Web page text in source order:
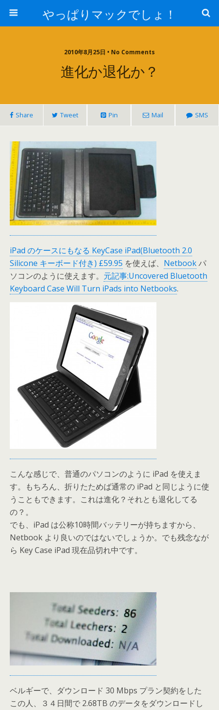
やっぱりマックでしょ！
2010年8月25日 • No Comments
進化か退化か？
Share Tweet Pin Mail SMS
iPad のケースにもなる KeyCase iPad(Bluetooth 2.0
Silicone キーボード付き) £59.95 を使えば、 Netbookパ
ソコンのように使えます。 元記事:Uncovered Bluetooth
Keyboard Case Will Turn iPads into Netbooks.
こんな感じで、普通のパソコンのように iPad を使えま
す。もちろん、折りたためば通常の iPad と同じように使
うこともできます。これは進化？それとも退化してる
の？。
でも、iPad は公称10時間バッテリーが持ちますから、
Netbook より良いのではないでしょうか。でも残念なが
ら Key Case iPad 現在品切れ中です。
ベルギーで、ダウンロード 30 Mbps プラン契約をした
この人、３４日間で 2.68TB のデータをダウンロードし